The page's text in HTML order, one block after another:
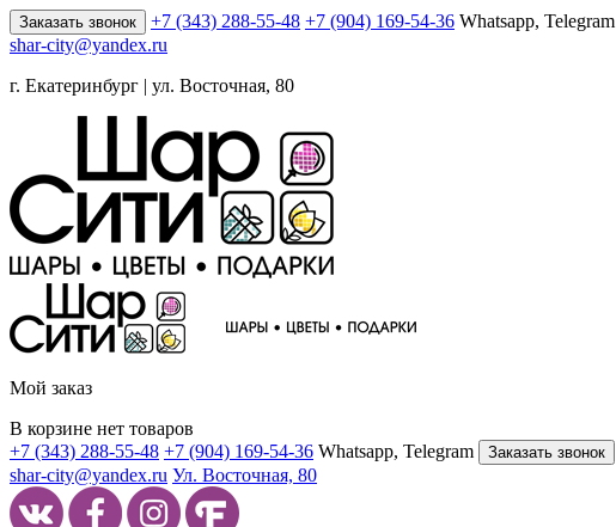
Заказать звонок +7 (343) 288-55-48 +7 (904) 169-54-36 Whatsapp, Telegram
shar-city@yandex.ru
г. Екатеринбург | ул. Восточная, 80
Мой заказ
В корзине нет товаров
+7 (343) 288-55-48 +7 (904) 169-54-36 Whatsapp, Telegram Заказать звонок
shar-city@yandex.ru Ул. Восточная, 80